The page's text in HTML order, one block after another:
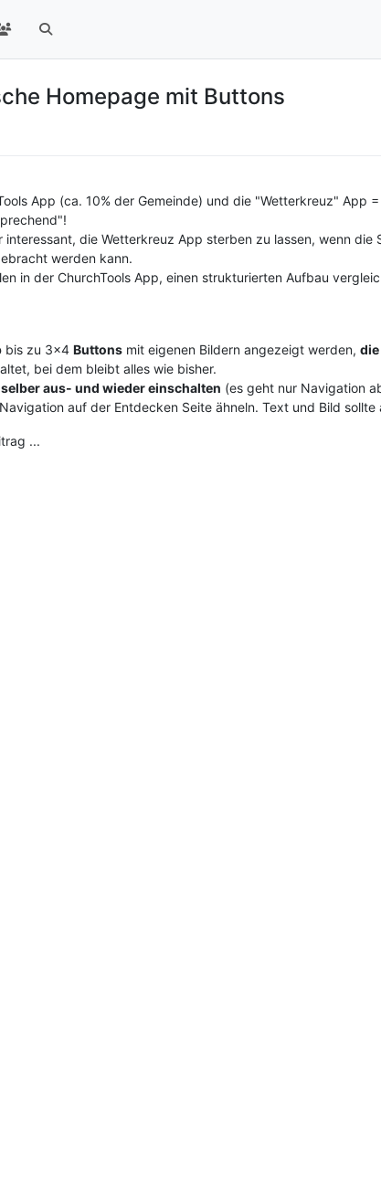
Homepage mit Buttons
App (ca. 10% der Gemeinde) und die "Wetterkreuz" App
die Wetterkreuz App sterben zu lassen, wenn
werden kann.
in der ChurchTools App, einen strukturierten Aufbau
bis zu 3x4 Buttons mit eigenen Bildern angezeigt werden,
bei dem bleibt alles wie bisher.
aus- und wieder einschalten (es geht nur Navigation
auf der Entdecken Seite ähneln. Text und Bild
...